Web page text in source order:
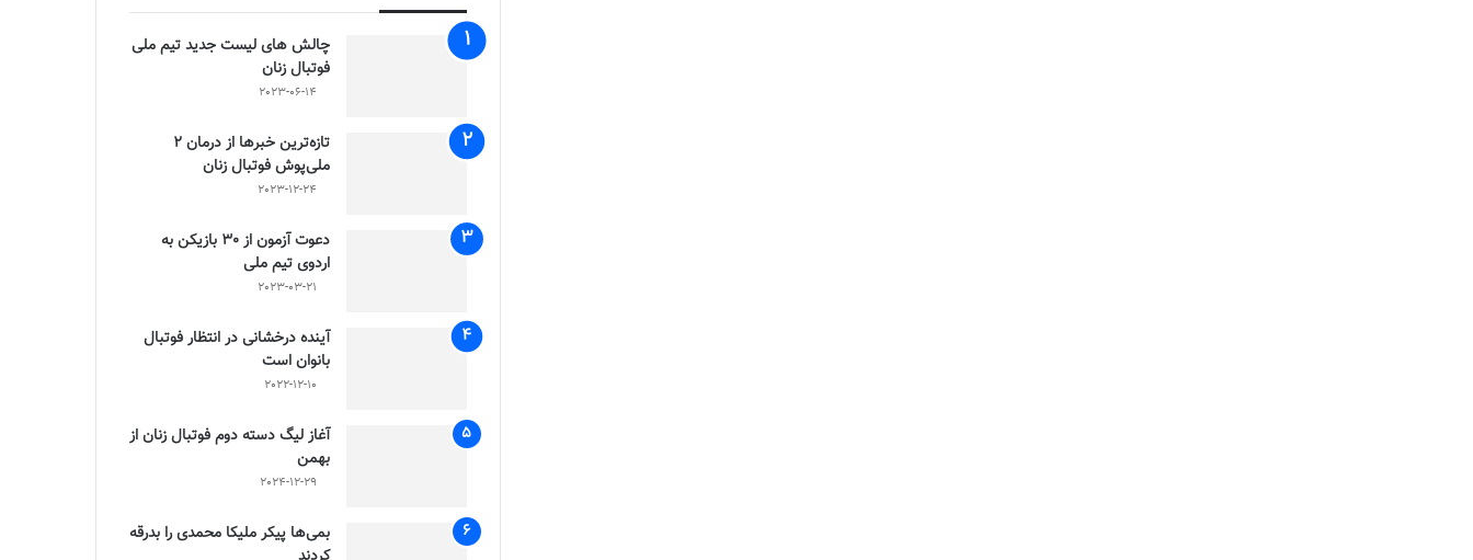
چالش هاى ليست جدید تيم ملى
فوتبال زنان
2023-06-14
تازه‌ترین خبرها از درمان ۲
ملی‌پوش فوتبال زنان
2023-12-24
دعوت آزمون از 30 بازیکن به
اردوی تیم ملی
2023-03-21
آینده درخشانی در انتظار فوتبال
بانوان است
2022-12-10
آغاز لیگ دسته دوم فوتبال زنان از
بهمن
2024-12-29
بمی‌ها پیکر ملیکا محمدی را بدرقه